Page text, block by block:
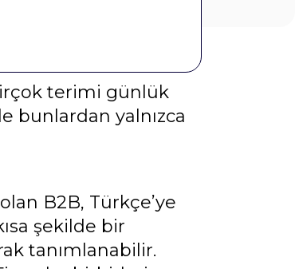
terimi günlük
bunlardan yalnızca
B2B, Türkçe’ye
şekilde bir
tanımlanabilir.